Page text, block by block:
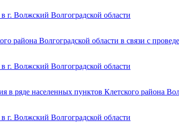
г. Волжский Волгоградской области
района Волгоградской области в связи с
г. Волжский Волгоградской области
ряде населенных пунктов Клетского района
г. Волжский Волгоградской области